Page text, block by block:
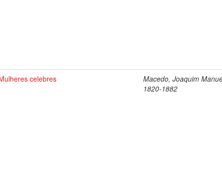
celebres
Macedo, Joaquim
1820-1882